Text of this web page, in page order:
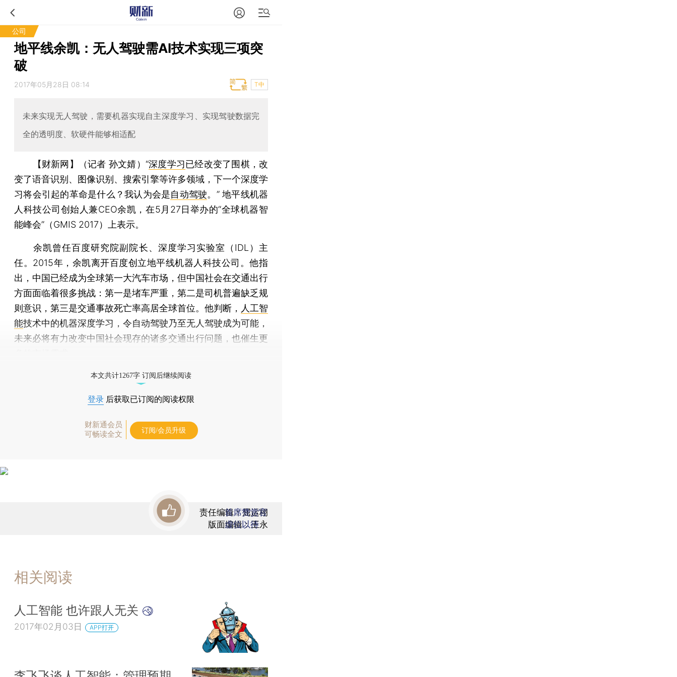
公司
地平线余凯：无人驾驶需AI技术实现三项突
破
2017年05月28日 08:14 T中
未来实现无人驾驶，需要机器实现自主深度学习、实现驾驶数据完
全的透明度、软硬件能够相适配
【财新网】（记者 孙文婧） “深度学习已经改变了围棋，改
变了语音识别、图像识别、搜索引擎等许多领域，下一个深度学
习将会引起的革命是什么？我认为会是自动驾驶。” 地平线机器
人科技公司创始人兼CEO余凯，在5月27日举办的“全球机器智
能峰会”（GMIS 2017）上表示。
余凯曾任百度研究院副院长、深度学习实验室（IDL）主
任。2015年，余凯离开百度创立地平线机器人科技公司。他指
出，中国已经成为全球第一大汽车市场，但中国社会在交通出行
方面面临着很多挑战：第一是堵车严重，第二是司机普遍缺乏规
则意识，第三是交通事故死亡率高居全球首位。他判断， 人工智
能技术中的机器深度学习，令自动驾驶乃至无人驾驶成为可能，
未来必将有力改变中国社会现存的诸多交通出行问题，也催生更
本文共计1267字 订阅后继续阅读
登录 后获取已订阅的阅读权限
财新通会员
可畅读全文
订阅/会员升级
责任编辑：屈运栩
版面编辑：王永
首席赞赏官
虚位以待
相关阅读
人工智能 也许跟人无关
2017年02月03日 APP打开